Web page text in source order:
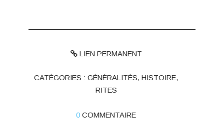
LIEN PERMANENT
CATÉGORIES :GÉNÉRALITÉS,HISTOIRE,
RITES
0 COMMENTAIRE